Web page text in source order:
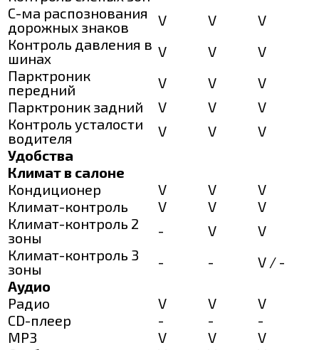
С-ма распознования
дорожных знаков
V V
V
Контроль давления в
шинах
V V
V
Парктроник
передний
V V
V
Парктроник задний
V V
V
Контроль усталости
водителя
V V
V
Удобства
Климат в салоне
Кондиционер
V V
V
Климат-контроль
V V
V
Климат-контроль 2
зоны
- V
V
Климат-контроль 3
зоны
- -
V / -
Аудио
Радио
V V
V
CD-плеер
- -
-
MP3
V V
V